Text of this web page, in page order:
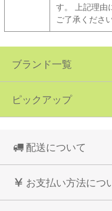
す。 上記理由
ご了承くださ
ブランド一覧
ピックアップ
配送について
お支払い方法につ